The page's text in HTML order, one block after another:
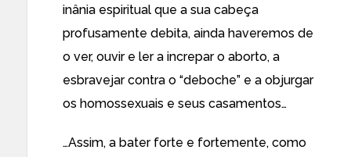
inânia espiritual que a sua cabeça
profusamente debita, ainda haveremos de
o ver, ouvir e ler a increpar o aborto, a
esbravejar contra o “deboche” e a objurgar
os homossexuais e seus casamentos…
…Assim, a bater forte e fortemente, como